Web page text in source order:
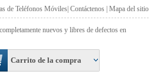
de Teléfonos Móviles |Contáctenos |Mapa del sitio
nuevos y libres de defectos en
Carrito de la compra